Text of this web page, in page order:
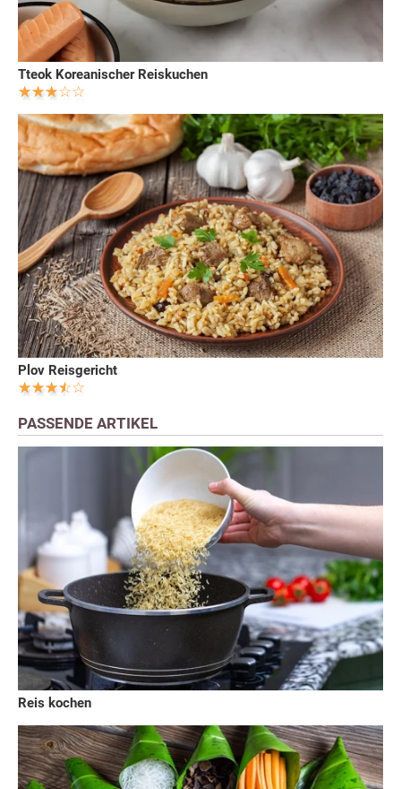
Tteok Koreanischer Reiskuchen
Plov Reisgericht
PASSENDE ARTIKEL
Reis kochen